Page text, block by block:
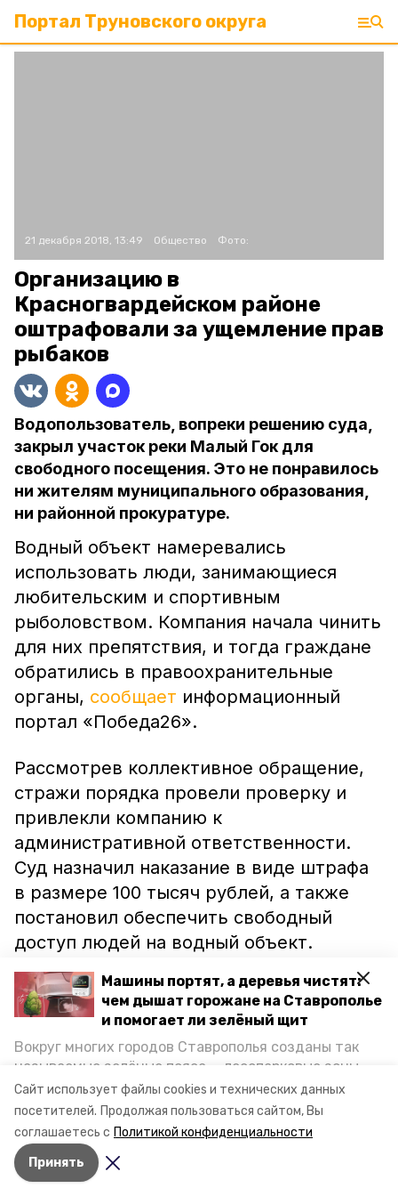
Сайт использует файлы cookies и технических данных
посетителей. Продолжая пользоваться сайтом, Вы
соглашаетесь с Политикой конфиденциальности
Принять
Машины портят, а деревья чистят:
чем дышат горожане на Ставрополье
и помогает ли зелёный щит
Вокруг многих городов Ставрополья созданы так
называемые зелёные пояса — лесопарковые зоны,
снижающие негативное воздействие выхлопных
газов на атмосферу. Справляются ли они с
постоянно растущим потоком автотранспорта и
каким воздухом дышат жители края, узнала
корреспондент «Победы26».
Портал Труновского округа
21 декабря 2018, 13:49 Общество Фото:
Организацию в
Красногвардейском районе
оштрафовали за ущемление прав
рыбаков
Водопользователь, вопреки решению суда,
закрыл участок реки Малый Гок для
свободного посещения. Это не понравилось
ни жителям муниципального образования,
ни районной прокуратуре.
Водный объект намеревались
использовать люди, занимающиеся
любительским и спортивным
рыболовством. Компания начала чинить
для них препятствия, и тогда граждане
обратились в правоохранительные
органы, сообщает информационный
портал «Победа26».
Рассмотрев коллективное обращение,
стражи порядка провели проверку и
привлекли компанию к
административной ответственности.
Суд назначил наказание в виде штрафа
в размере 100 тысяч рублей, а также
постановил обеспечить свободный
доступ людей на водный объект.
изобильненская аптека. Еёнаказализа
отсутствие необходимых
медикаментов.
Авторы: Сергей Сыровацкий